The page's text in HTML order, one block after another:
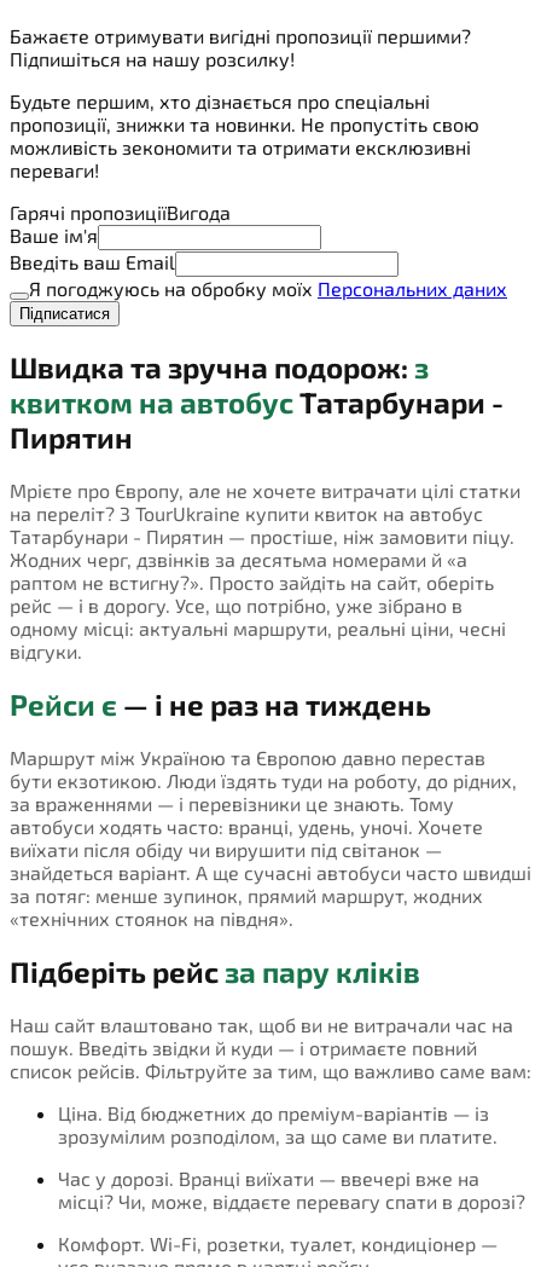
Бажаєте отримувати вигідні пропозиції першими?
Підпишіться на нашу розсилку!
Будьте першим, хто дізнається про спеціальні
пропозиції, знижки та новинки. Не пропустіть свою
можливість зекономити та отримати ексклюзивні
переваги!
Гарячі пропозиціїВигода
Ваше ім'я
Введіть ваш Email
Я погоджуюсь на обробку моїх Персональних даних
Підписатися
Швидка та зручна подорож: з
квитком на автобусТатарбунари -
Пирятин
Мрієте про Європу, але не хочете витрачати цілі статки
на переліт? З TourUkraine купити квиток на автобус
Татарбунари - Пирятин — простіше, ніж замовити піцу.
Жодних черг, дзвінків за десятьма номерами й «а
раптом не встигну?». Просто зайдіть на сайт, оберіть
рейс — і в дорогу. Усе, що потрібно, уже зібрано в
одному місці: актуальні маршрути, реальні ціни, чесні
відгуки.
Рейси є — і не раз на тиждень
Маршрут між Україною та Європою давно перестав
бути екзотикою. Люди їздять туди на роботу, до рідних,
за враженнями — і перевізники це знають. Тому
автобуси ходять часто: вранці, удень, уночі. Хочете
виїхати після обіду чи вирушити під світанок —
знайдеться варіант. А ще сучасні автобуси часто швидші
за потяг: менше зупинок, прямий маршрут, жодних
«технічних стоянок на півдня».
Підберіть рейсза пару кліків
Наш сайт влаштовано так, щоб ви не витрачали час на
пошук. Введіть звідки й куди — і отримаєте повний
список рейсів. Фільтруйте за тим, що важливо саме вам:
Ціна. Від бюджетних до преміум-варіантів — із
зрозумілим розподілом, за що саме ви платите.
Час у дорозі. Вранці виїхати — ввечері вже на
місці? Чи, може, віддаєте перевагу спати в дорозі?
Комфорт. Wi-Fi, розетки, туалет, кондиціонер —